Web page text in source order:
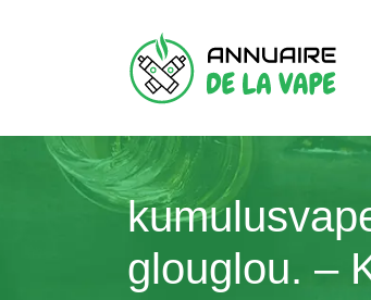
glouglou. –